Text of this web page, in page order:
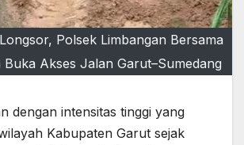
Polsek Limbangan Bersama
Buka Akses Jalan Garut–Sumedang
dengan intensitas tinggi yang
Kabupaten Garut sejak